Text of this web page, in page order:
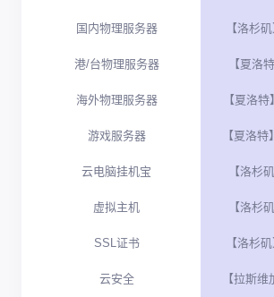
国内物理服务器
港/台物理服务器
海外物理服务器
游戏服务器
云电脑挂机宝
虚拟主机
SSL证书
云安全
【洛杉
【夏洛
【夏洛
【夏洛
【洛杉
【洛杉
【洛杉
【拉斯